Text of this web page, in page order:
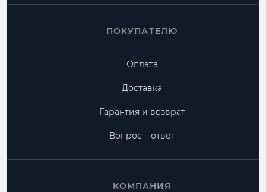
ПОКУПАТЕЛЮ
Оплата
Доставка
Гарантия и возврат
Вопрос – ответ
КОМПАНИЯ